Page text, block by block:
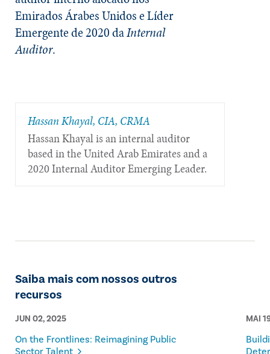
Emirados Árabes Unidos e Líder
Emergente de 2020 daInternal
Auditor.
Hassan Khayal, CIA, CRMA
Hassan Khayal is an internal auditor
based in the United Arab Emirates and a
2020 Internal Auditor Emerging Leader.
Saiba mais com nossos outros
recursos
JUN 02, 2025
On the Frontlines: Reimagining Public
Sector Talent
MAI